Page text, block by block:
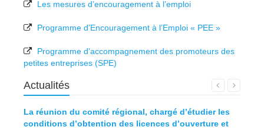
Les mesures d’encouragement à l’emploi
Programme d’Encouragement à l’Emploi « PEE »
Programme d’accompagnement des promoteurs des
petites entreprises (SPE)
Actualités
La réunion du comité régional, chargé d’étudier les
conditions d’obtention des licences d’ouverture et